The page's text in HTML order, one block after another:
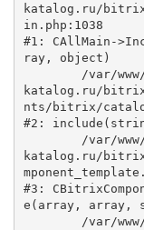
katalog.ru/bitrix/
in.php:1038
#1: CAllMain-
ray, object)
katalog.ru/bitrix/
nts/bitrix/
#2:
katalog.ru/bitrix/
#3:
e(array, array,